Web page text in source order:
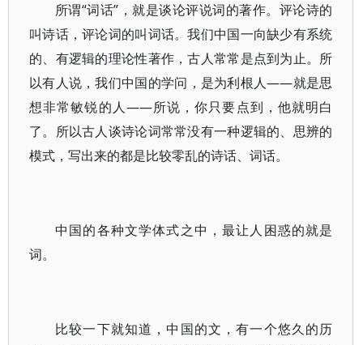
所谓“词话”，就是谈论评说词的著作。评论诗的
叫诗话，评论词的叫词话。我们中国一向缺少有系统
的、有逻辑的理论性著作，古人常常是点到为止。所
以有人说，我们中国的学问，是为利根人——就是思
想非常敏锐的人——所说，你只要点到，他就明白
了。所以古人谈诗论词常常没有一种逻辑的、思辨的
模式，写出来的都是比较零乱的诗话、词话。
中国的各种文学体式之中，最让人困惑的就是
词。
比较一下就知道，中国的文，有一个悠久的历